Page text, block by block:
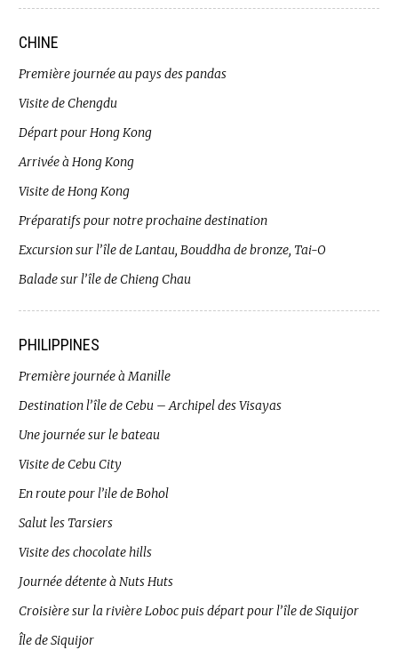
CHINE
Première journée au pays des pandas
Visite de Chengdu
Départ pour Hong Kong
Arrivée à Hong Kong
Visite de Hong Kong
Préparatifs pour notre prochaine destination
Excursion sur l’île de Lantau, Bouddha de bronze, Tai-O
Balade sur l’île de Chieng Chau
PHILIPPINES
Première journée à Manille
Destination l’île de Cebu – Archipel des Visayas
Une journée sur le bateau
Visite de Cebu City
En route pour l’ile de Bohol
Salut les Tarsiers
Visite des chocolate hills
Journée détente à Nuts Huts
Croisière sur la rivière Loboc puis départ pour l’île de Siquijor
Île de Siquijor